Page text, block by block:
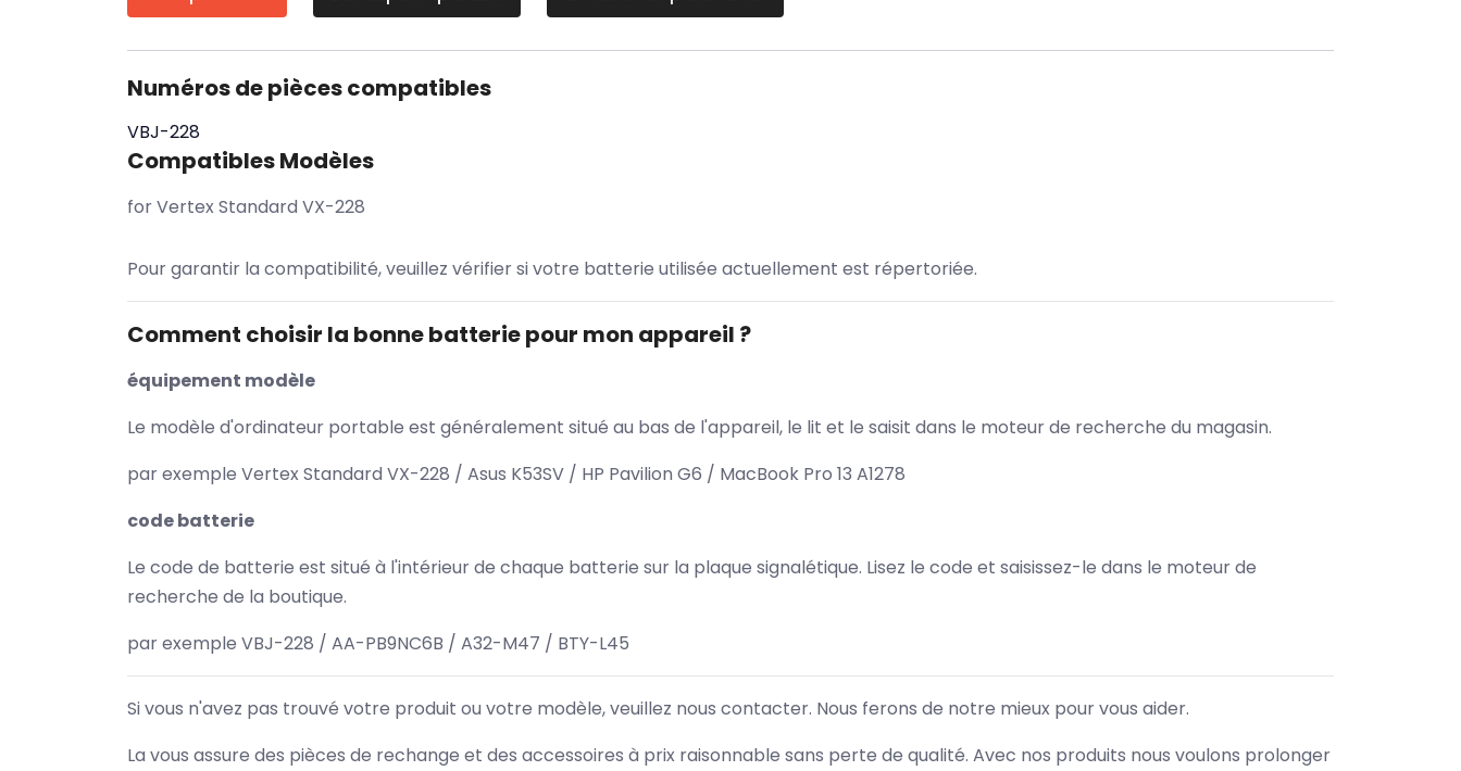
Numéros de pièces compatibles
VBJ-228
Compatibles Modèles
for Vertex Standard VX-228
Pour garantir la compatibilité, veuillez vérifier si votre batterie utilisée actuellement est répertoriée.
Comment choisir la bonne batterie pour mon appareil ?
équipement modèle
Le modèle d'ordinateur portable est généralement situé au bas de l'appareil, le lit et le saisit dans le moteur de recherche du magasin.
par exemple Vertex Standard VX-228 / Asus K53SV / HP Pavilion G6 / MacBook Pro 13 A1278
code batterie
Le code de batterie est situé à l'intérieur de chaque batterie sur la plaque signalétique. Lisez le code et saisissez-le dans le moteur de
recherche de la boutique.
par exemple VBJ-228 / AA-PB9NC6B / A32-M47 / BTY-L45
Si vous n'avez pas trouvé votre produit ou votre modèle, veuillez nous contacter. Nous ferons de notre mieux pour vous aider.
La vous assure des pièces de rechange et des accessoires à prix raisonnable sans perte de qualité. Avec nos produits nous voulons prolonger